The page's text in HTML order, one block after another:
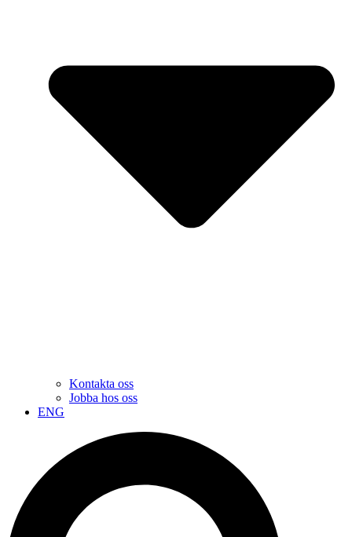
Kontakta oss
Jobba hos oss
ENG